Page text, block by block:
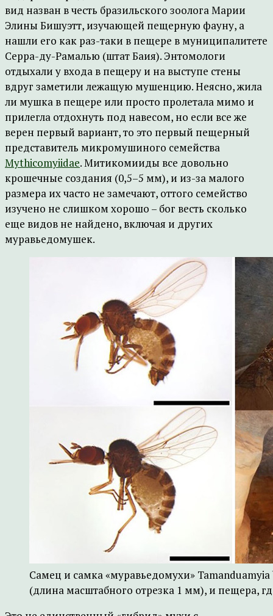
вид назван в честь бразильского зоолога Марии
Элины Бишуэтт, изучающей пещерную фауну, а
нашли его как раз-таки в пещере в муниципалитете
Серра-ду-Рамалью (штат Баия). Энтомологи
отдыхали у входа в пещеру и на выступе стены
вдруг заметили лежащую мушенцию. Неясно, жила
ли мушка в пещере или просто пролетала мимо и
прилегла отдохнуть под навесом, но если все же
верен первый вариант, то это первый пещерный
представитель микромушиного семейства
Mythicomyiidae. Митикомииды все довольно
крошечные создания (0,5–5 мм), и из-за малого
размера их часто не замечают, оттого семейство
изучено не слишком хорошо – бог весть сколько
еще видов не найдено, включая и других
муравьедомушек.
Самец и самка «муравьедомухи»
(длина масштабного отрезка 1 мм), и пещера,